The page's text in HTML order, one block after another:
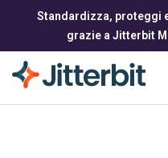
Standardizza, proteggi
grazie a Jitterbit